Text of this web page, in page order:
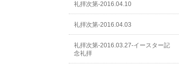
礼拝次第-2016.04.10
礼拝次第-2016.04.03
礼拝次第-2016.03.27-イースター記
念礼拝